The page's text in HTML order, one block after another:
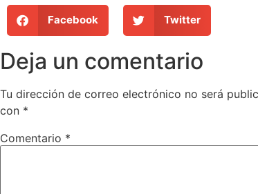
Facebook Twitter
Deja un comentario
Tu dirección de correo electrónico no será
con *
Comentario *